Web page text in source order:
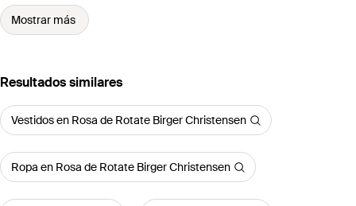
Mostrar más
Resultados similares
Vestidos en Rosa de Rotate Birger Christensen
Ropa en Rosa de Rotate Birger Christensen